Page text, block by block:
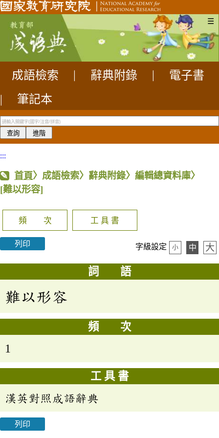
☰
成語檢索 辭典附錄
電子書
|
筆記本
:::
首頁〉成語檢索〉辭典附錄〉編輯總資料庫〉
[難以形容]
頻 次 工 具 書
列印 字級設定 小 中 大
詞 語
難以形容
頻 次
1
工 具 書
漢英對照成語辭典
列印